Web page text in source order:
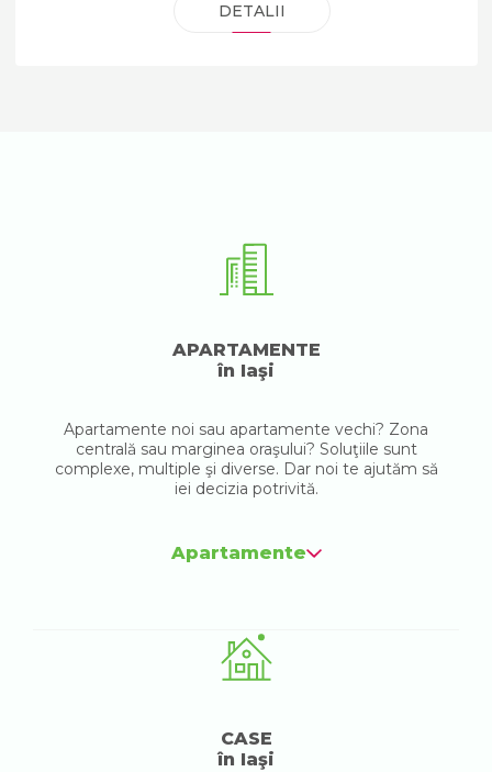
DETALII
APARTAMENTE
în Iaşi
Apartamente noi sau apartamente vechi? Zona
centrală sau marginea oraşului? Soluţiile sunt
complexe, multiple şi diverse. Dar noi te ajutăm să
iei decizia potrivită.
Apartamente
CASE
în Iaşi